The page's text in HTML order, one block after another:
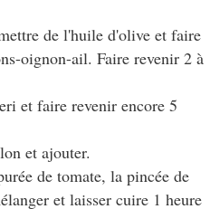
de l'huile d'olive et faire
oignon-ail. Faire revenir 2 à
et faire revenir encore 5
et ajouter.
de tomate, la pincée de
et laisser cuire 1 heure